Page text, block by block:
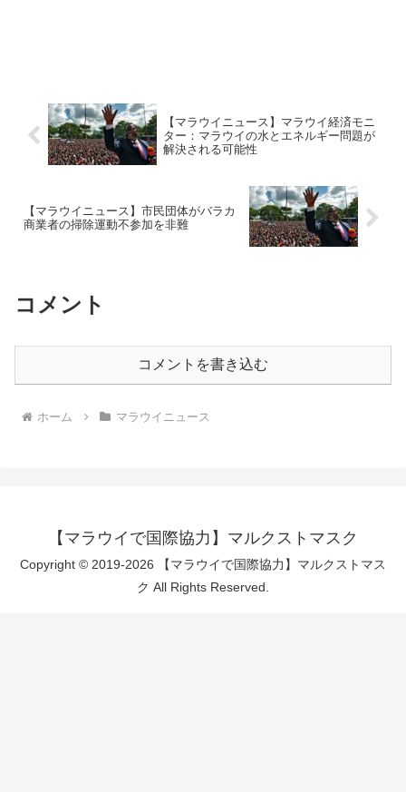
【マラウイニュース】マラウイ経済モニ
ター：マラウイの水とエネルギー問題が
解決される可能性
【マラウイニュース】市民団体がバラカ
商業者の掃除運動不参加を非難
コメント
コメントを書き込む
ホーム マラウイニュース
【マラウイで国際協力】マルクストマスク
Copyright © 2019-2026 【マラウイで国際協力】マルクストマス
ク All Rights Reserved.